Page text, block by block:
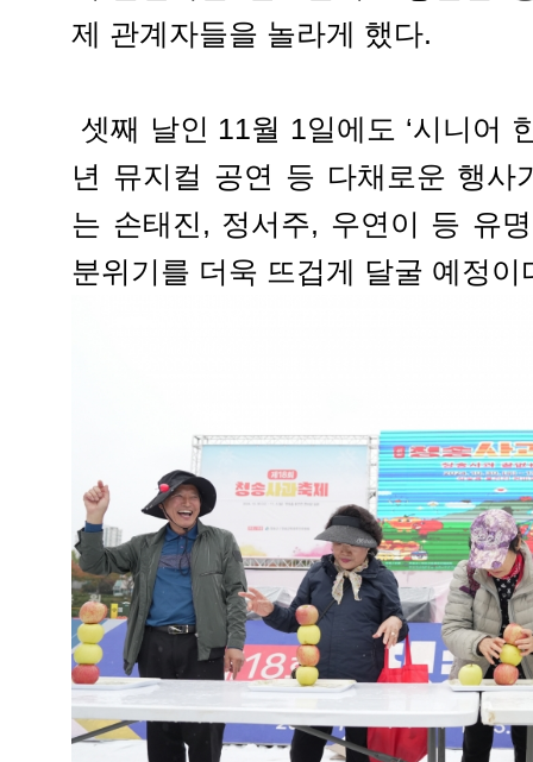
제 관계자들을 놀라게 했다.
셋째 날인 11월 1일에도 ‘시니어
년 뮤지컬 공연 등 다채로운 행사
는 손태진, 정서주, 우연이 등 유
분위기를 더욱 뜨겁게 달굴 예정이